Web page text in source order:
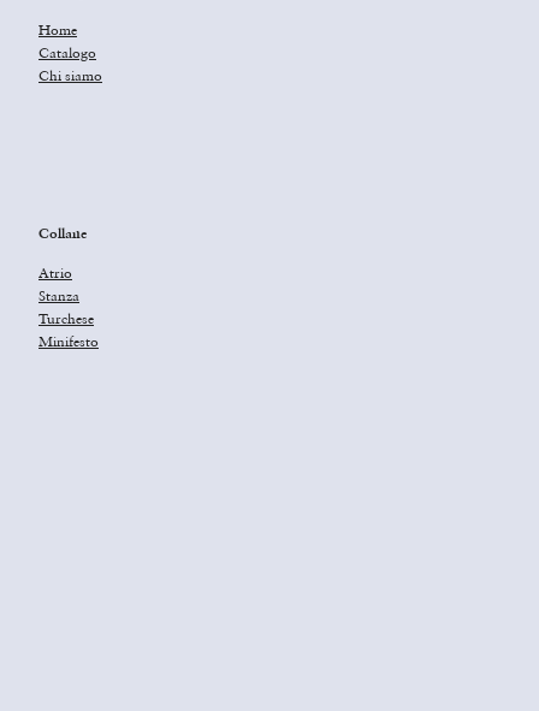
Home
Catalogo
Chi siamo
Collane
Atrio
Stanza
Turchese
Minifesto